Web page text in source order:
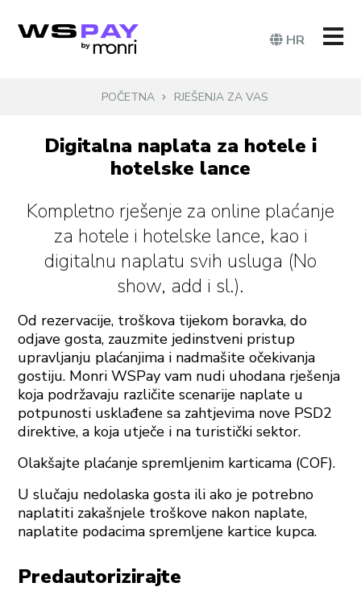
HR
POČETNA RJEŠENJA ZA VAS
Digitalna naplata za hotele i
hotelske lance
Kompletno rješenje za online plaćanje
za hotele i hotelske lance, kao i
digitalnu naplatu svih usluga (No
show, add i sl.).
Od rezervacije, troškova tijekom boravka, do
odjave gosta, zauzmite jedinstveni pristup
upravljanju plaćanjima i nadmašite očekivanja
gostiju. Monri WSPay vam nudi uhodana rješenja
koja podržavaju različite scenarije naplate u
potpunosti usklađene sa zahtjevima nove PSD2
direktive, a koja utječe i na turistički sektor.
Olakšajte plaćanje spremljenim karticama (COF).
U slučaju nedolaska gosta ili ako je potrebno
naplatiti zakašnjele troškove nakon naplate,
naplatite podacima spremljene kartice kupca.
Predautorizirajte